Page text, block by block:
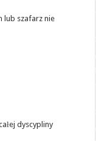
lub szafarz nie
dyscypliny